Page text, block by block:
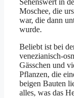
Sehenswert in
Moschee, die
war, die dann
wurde.
Beliebt ist bei
venezianisch-
Gässchen und
Pflanzen, die
beigen Bauten
alles, was das